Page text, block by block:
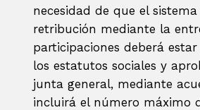
necesidad de que el sistema
retribución mediante la
participaciones deberá
los estatutos sociales y
junta general, mediante
incluirá el número máximo